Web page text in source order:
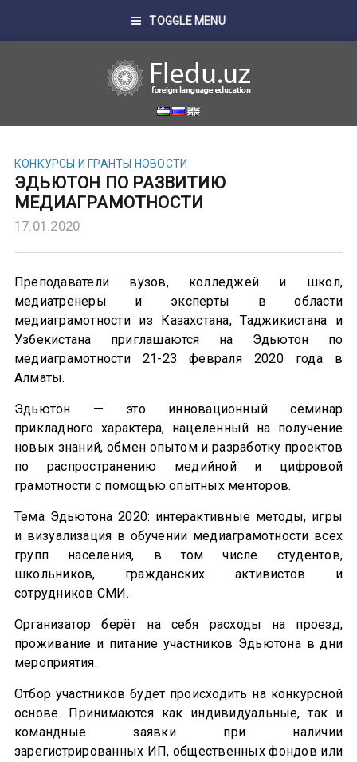
TOGGLE MENU
КОНКУРСЫ И ГРАНТЫ НОВОСТИ
ЭДЬЮТОН ПО РАЗВИТИЮ
МЕДИАГРАМОТНОСТИ
17.01.2020
Преподаватели вузов, колледжей и школ,
медиатренеры и эксперты в области
медиаграмотности из Казахстана, Таджикистана и
Узбекистана приглашаются на Эдьютон по
медиаграмотности 21-23 февраля 2020 года в
Алматы.
Эдьютон — это инновационный семинар
прикладного характера, нацеленный на получение
новых знаний, обмен опытом и разработку проектов
по распространению медийной и цифровой
грамотности с помощью опытных менторов.
Тема Эдьютона 2020: интерактивные методы, игры
и визуализация в обучении медиаграмотности всех
групп населения, в том числе студентов,
школьников, гражданских активистов и
сотрудников СМИ.
Организатор берёт на себя расходы на проезд,
проживание и питание участников Эдьютона в дни
мероприятия.
Отбор участников будет происходить на конкурсной
основе. Принимаются как индивидуальные, так и
командные заявки при наличии
зарегистрированных ИП, общественных фондов или